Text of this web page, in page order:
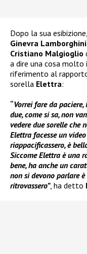
Dopo la sua
Ginevra Lamborghini
Cristiano Malgioglio
a dire una cosa
riferimento al
sorella Elettra:
“Vorrei fare da
due, come si sa, non
vedere due sorelle che
Elettra facesse un
riappacificassero, è
Siccome Elettra è una
bene, ha anche un
non si devono parlare
ritrovassero”, ha detto